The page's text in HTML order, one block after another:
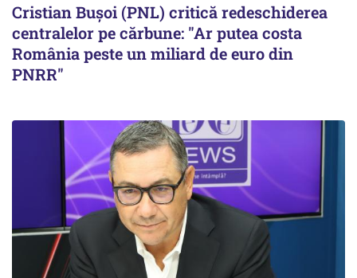
Cristian Bușoi (PNL) critică redeschiderea
centralelor pe cărbune: "Ar putea costa
România peste un miliard de euro din
PNRR"